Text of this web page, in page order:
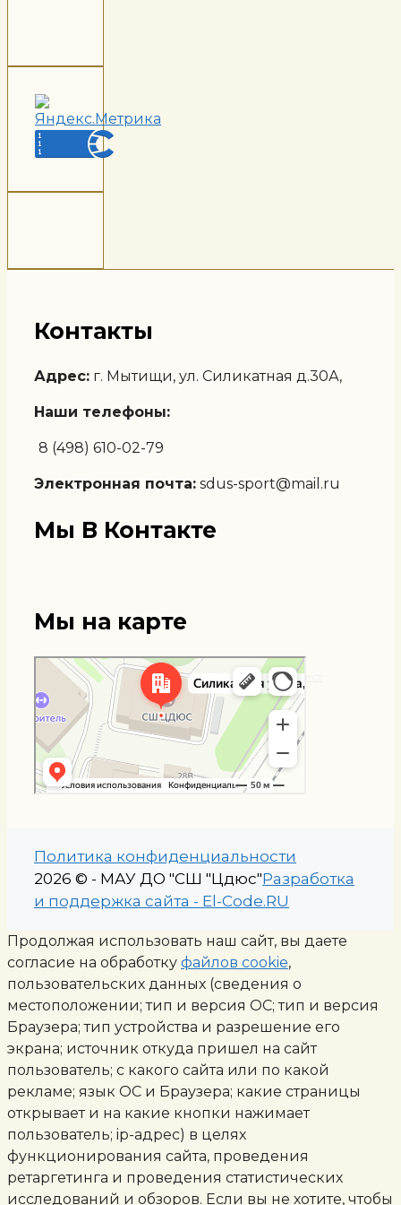
Контакты
Адрес: г. Мытищи, ул. Силикатная д.30А,
Наши телефоны:
8 (498) 610-02-79
Электронная почта: sdus-sport@mail.ru
Мы В Контакте
Мы на карте
Мытищи
Яндекс Карты — транспорт, навигация, поиск мест
Политика конфиденциальности
2026 © - МАУ ДО "СШ "Цдюс"Разработка
и поддержка сайта - El-Code.RU
Продолжая использовать наш сайт, вы даете
согласие на обработку файлов cookie,
пользовательских данных (сведения о
местоположении; тип и версия ОС; тип и версия
Браузера; тип устройства и разрешение его
экрана; источник откуда пришел на сайт
пользователь; с какого сайта или по какой
рекламе; язык ОС и Браузера; какие страницы
открывает и на какие кнопки нажимает
пользователь; ip-адрес) в целях
функционирования сайта, проведения
ретаргетинга и проведения статистических
исследований и обзоров. Если вы не хотите, чтобы